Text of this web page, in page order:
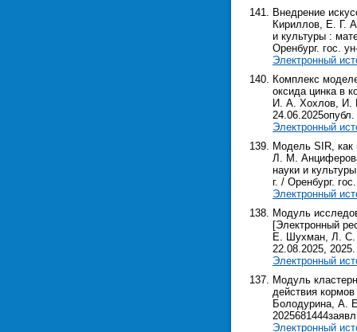
Внедрение
Кириллов, Е. Г.
и культуры :
Оренбург. гос.
Электронный
Комплекс
оксида цинка в
И. А. Хохлов, И.
Электронный
Модель SIR, как
Л. М.
науки и
г. / Оренбург.
Электронный
Модуль
[Электронный
Е. Шухман, Л. С.
22.08.2025,
Электронный
Модуль
действия
Болодурина, А.
Электронный